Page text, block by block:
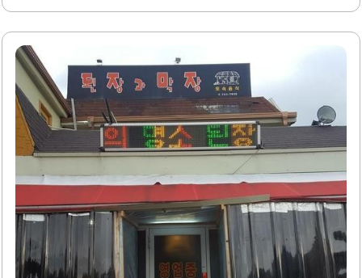
또한, 다양한 반찬이 함께 제공되어 식사의 풍성함을 더합니
다.반찬은 하나하나 정갈하게 준비되어 있으며, 간이 적당하
여 누구나 부담 없이 즐길 수 있습니다. 특히, 제육볶음은 불
맛이 살아있어 고기 본연의 맛을 잘 살리고 있으며, 매콤달콤
한 양념이 어우러져 많은 이들에게 인기를 끌고 있습니다. 김
치찌개와 돼지고기 김치찌개는 얼큰한 맛으로 식사를 더욱
풍성하게 만들어 줍니다.사리원은 가족 단위 손님들에게도
적합한 공간으로, 아기와 함께 식사하기에도 좋은 환경을 갖
추고 있습니다. 이곳의..